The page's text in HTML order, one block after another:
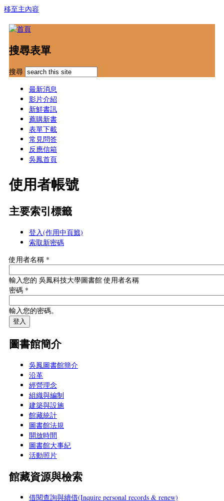
移至主內容
搜尋表單
搜尋
最新消息
影片介紹
新鮮書訊
薦購新書
表單下載
常見問答
反應信箱
吳鳳首頁
使用者帳號
主要索引標籤
登入(作用中頁籤)
索取新密碼
使用者名稱 *
輸入您的 吳鳳科技大學圖書館 使用者名稱
密碼 *
輸入您的密碼。
圖書館簡介
吳鳳圖書館簡介
沿革
經營理念
組織與編制
建築與設施
館藏統計
圖書館法規
開放時間
圖書館大事紀
活動照片
館藏資源與檢索
借閱查詢與續借(Inquire personal records & renew)